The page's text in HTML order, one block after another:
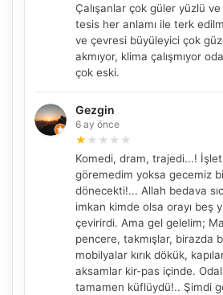
Çalışanlar çok güler yüzlü
tesis her anlamı ile terk
ve çevresi büyüleyici çok
akmıyor, klima çalışmıyor
çok eski.
Gezgin
6 ay önce
★ ★ ★ ★ ★
Komedi, dram, trajedi...!
göremedim yoksa gecemiz
dönecekti!... Allah bedava
imkan kimde olsa orayı beş
çevirirdi. Ama gel gelelim;
pencere, takmışlar, birazda
mobilyalar kırık dökük,
aksamlar kir-pas içinde.
tamamen küflüydü!.. Şimdi